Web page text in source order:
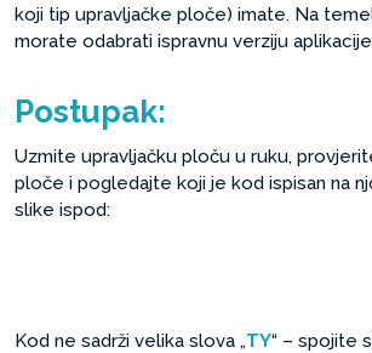
koji tip upravljačke ploče) imate. Na
morate odabrati ispravnu verziju
Postupak:
Uzmite upravljačku ploču u ruku,
ploče i pogledajte koji je kod ispisan na
slike ispod:
Kod ne sadrži velika slova „TY“ – spojite